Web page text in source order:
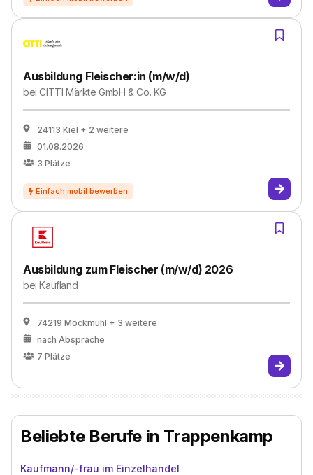
Ausbildung Fleischer:in (m/w/d)
beiCITTI Märkte GmbH & Co. KG
24113 Kiel + 2 weitere
01.08.2026
3 Plätze
Ausbildung zum Fleischer (m/w/d) 2026
beiKaufland
74219 Möckmühl + 3 weitere
nach Absprache
7 Plätze
Beliebte Berufe in Trappenkamp
Kaufmann/-frau im Einzelhandel